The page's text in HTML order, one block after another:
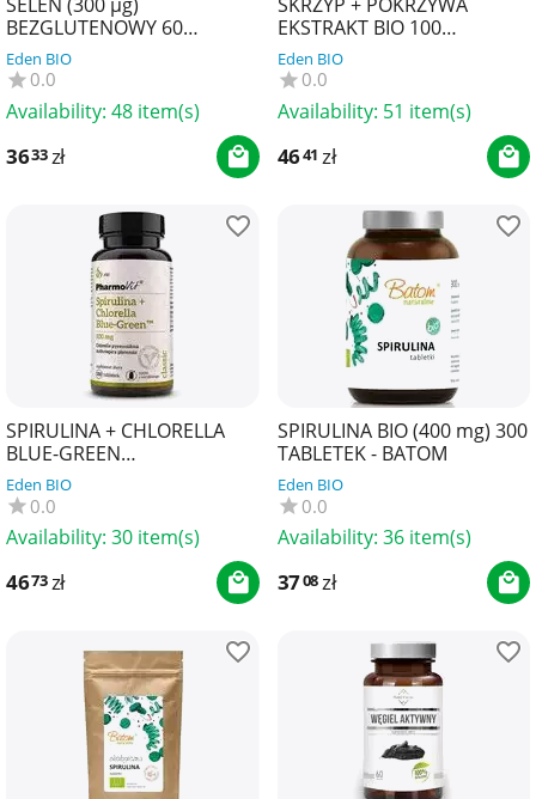
BEZGLUTENOWY 60
KAPSUŁEK - PHARMOVIT
(CLEAN LABEL)
Eden BIO
0.0
Availability: 48 item(s)
3633zł
EKSTRAKT BIO 100
TABLETEK - BE ORGANIC
Eden BIO
0.0
Availability: 51 item(s)
4641 zł
SPIRULINA + CHLORELLA
BLUE-GREEN
BEZGLUTENOWA 180
TABLETEK - PHARMOVIT
(CLASSIC)
Eden BIO
0.0
Availability: 30 item(s)
4673zł
SPIRULINA BIO (400 mg) 300
TABLETEK - BATOM
Eden BIO
0.0
Availability: 36 item(s)
3708zł